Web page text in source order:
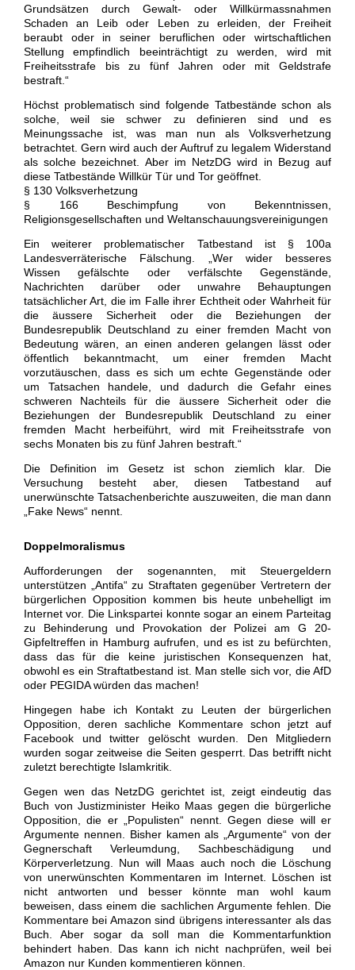
Grundsätzen durch Gewalt- oder Willkürmassnahmen
Schaden an Leib oder Leben zu erleiden, der Freiheit
beraubt oder in seiner beruflichen oder wirtschaftlichen
Stellung empfindlich beeinträchtigt zu werden, wird mit
Freiheitsstrafe bis zu fünf Jahren oder mit Geldstrafe
bestraft.“
Höchst problematisch sind folgende Tatbestände schon als
solche, weil sie schwer zu definieren sind und es
Meinungssache ist, was man nun als Volksverhetzung
betrachtet. Gern wird auch der Auftruf zu legalem Widerstand
als solche bezeichnet. Aber im NetzDG wird in Bezug auf
diese Tatbestände Willkür Tür und Tor geöffnet.
§ 130 Volksverhetzung
§ 166 Beschimpfung von Bekenntnissen,
Religionsgesellschaften und Weltanschauungsvereinigungen
Ein weiterer problematischer Tatbestand ist § 100a
Landesverräterische Fälschung. „Wer wider besseres
Wissen gefälschte oder verfälschte Gegenstände,
Nachrichten darüber oder unwahre Behauptungen
tatsächlicher Art, die im Falle ihrer Echtheit oder Wahrheit für
die äussere Sicherheit oder die Beziehungen der
Bundesrepublik Deutschland zu einer fremden Macht von
Bedeutung wären, an einen anderen gelangen lässt oder
öffentlich bekanntmacht, um einer fremden Macht
vorzutäuschen, dass es sich um echte Gegenstände oder
um Tatsachen handele, und dadurch die Gefahr eines
schweren Nachteils für die äussere Sicherheit oder die
Beziehungen der Bundesrepublik Deutschland zu einer
fremden Macht herbeiführt, wird mit Freiheitsstrafe von
sechs Monaten bis zu fünf Jahren bestraft.“
Die Definition im Gesetz ist schon ziemlich klar. Die
Versuchung besteht aber, diesen Tatbestand auf
unerwünschte Tatsachenberichte auszuweiten, die man dann
„Fake News“ nennt.
Doppelmoralismus
Aufforderungen der sogenannten, mit Steuergeldern
unterstützen „Antifa“ zu Straftaten gegenüber Vertretern der
bürgerlichen Opposition kommen bis heute unbehelligt im
Internet vor. Die Linkspartei konnte sogar an einem Parteitag
zu Behinderung und Provokation der Polizei am G 20-
Gipfeltreffen in Hamburg aufrufen, und es ist zu befürchten,
dass das für die keine juristischen Konsequenzen hat,
obwohl es ein Straftatbestand ist. Man stelle sich vor, die AfD
oder PEGIDA würden das machen!
Hingegen habe ich Kontakt zu Leuten der bürgerlichen
Opposition, deren sachliche Kommentare schon jetzt auf
Facebook und twitter gelöscht wurden. Den Mitgliedern
wurden sogar zeitweise die Seiten gesperrt. Das betrifft nicht
zuletzt berechtigte Islamkritik.
Gegen wen das NetzDG gerichtet ist, zeigt eindeutig das
Buch von Justizminister Heiko Maas gegen die bürgerliche
Opposition, die er „Populisten“ nennt. Gegen diese will er
Argumente nennen. Bisher kamen als „Argumente“ von der
Gegnerschaft Verleumdung, Sachbeschädigung und
Körperverletzung. Nun will Maas auch noch die Löschung
von unerwünschten Kommentaren im Internet. Löschen ist
nicht antworten und besser könnte man wohl kaum
beweisen, dass einem die sachlichen Argumente fehlen. Die
Kommentare bei Amazon sind übrigens interessanter als das
Buch. Aber sogar da soll man die Kommentarfunktion
behindert haben. Das kann ich nicht nachprüfen, weil bei
Amazon nur Kunden kommentieren können.